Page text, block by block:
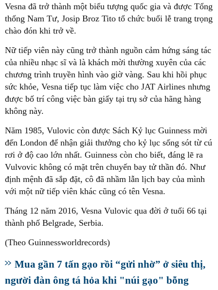
Vesna đã trở thành một biểu tượng quốc gia và được Tổng
thống Nam Tư, Josip Broz Tito tổ chức buổi lễ trang trọng
chào đón khi trở về.
Nữ tiếp viên này cũng trở thành nguồn cảm hứng sáng tác
của nhiều nhạc sĩ và là khách mời thường xuyên của các
chương trình truyền hình vào giờ vàng. Sau khi hồi phục
sức khỏe, Vesna tiếp tục làm việc cho JAT Airlines nhưng
được bố trí công việc bàn giấy tại trụ sở của hãng hàng
không này.
Năm 1985, Vulovic còn được Sách Kỷ lục Guinness mời
đến London để nhận giải thưởng cho kỷ lục sống sót từ cú
rơi ở độ cao lớn nhất. Guinness còn cho biết, đáng lẽ ra
Vulvovic không có mặt trên chuyến bay tử thần đó. Như
định mệnh đã sắp đặt, cô đã nhầm lẫn lịch bay của mình
với một nữ tiếp viên khác cũng có tên Vesna.
Tháng 12 năm 2016, Vesna Vulovic qua đời ở tuổi 66 tại
thành phố Belgrade, Serbia.
(Theo Guinnessworldrecords)
Mua gần 7 tấn gạo rồi “gửi nhờ” ở siêu thị,
người đàn ông tá hỏa khi "núi gạo" bỗng